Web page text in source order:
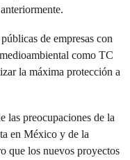
de empresas con
como TC
la máxima protección a
las preocupaciones de la
en México y de la
que los nuevos proyectos